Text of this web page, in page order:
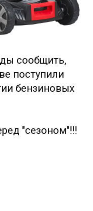
сообщить,
поступили
бензиновых
"сезоном"!!!